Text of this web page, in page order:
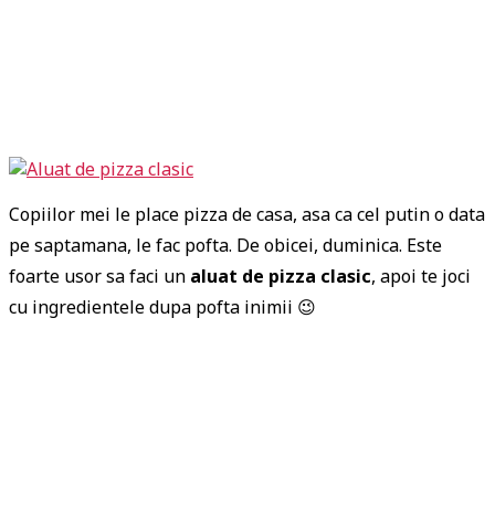
Copiilor mei le place pizza de casa, asa ca cel putin o data
pe saptamana, le fac pofta. De obicei, duminica. Este
foarte usor sa faci un aluat de pizza clasic, apoi te joci
cu ingredientele dupa pofta inimii 😉